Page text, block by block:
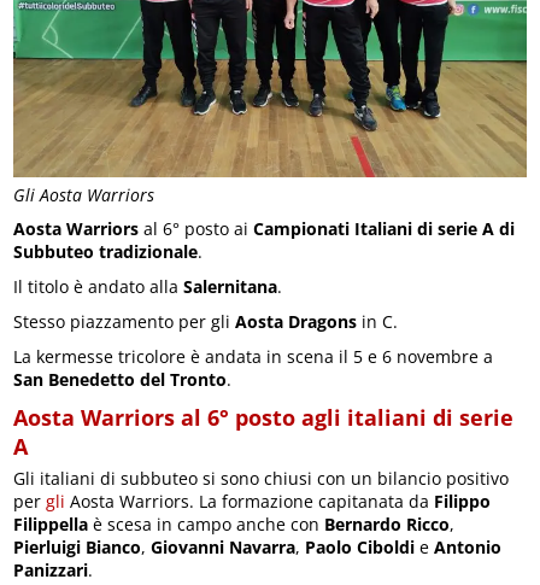
Gli Aosta Warriors
Aosta Warriors al 6° posto aiCampionati Italiani di serie A di
Subbuteo tradizionale.
Il titolo è andato allaSalernitana.
Stesso piazzamento per gliAosta Dragons in C.
La kermesse tricolore è andata in scena il 5 e 6 novembre a
San Benedetto del Tronto.
Aosta Warriors al 6° posto agli italiani di serie
A
Gli italiani di subbuteo si sono chiusi con un bilancio positivo
pergli Aosta Warriors. La formazione capitanata da Filippo
Filippella è scesa in campo anche con Bernardo Ricco,
Pierluigi Bianco,Giovanni Navarra, Paolo Ciboldi eAntonio
Panizzari.